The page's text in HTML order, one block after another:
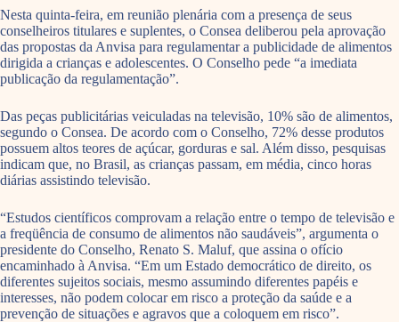
Nesta quinta-feira, em reunião plenária com a presença de seus
conselheiros titulares e suplentes, o Consea deliberou pela aprovação
das propostas da Anvisa para regulamentar a publicidade de alimentos
dirigida a crianças e adolescentes. O Conselho pede “a imediata
publicação da regulamentação”.
Das peças publicitárias veiculadas na televisão, 10% são de alimentos,
segundo o Consea. De acordo com o Conselho, 72% desse produtos
possuem altos teores de açúcar, gorduras e sal. Além disso, pesquisas
indicam que, no Brasil, as crianças passam, em média, cinco horas
diárias assistindo televisão.
“Estudos científicos comprovam a relação entre o tempo de televisão e
a freqüência de consumo de alimentos não saudáveis”, argumenta o
presidente do Conselho, Renato S. Maluf, que assina o ofício
encaminhado à Anvisa. “Em um Estado democrático de direito, os
diferentes sujeitos sociais, mesmo assumindo diferentes papéis e
interesses, não podem colocar em risco a proteção da saúde e a
prevenção de situações e agravos que a coloquem em risco”.